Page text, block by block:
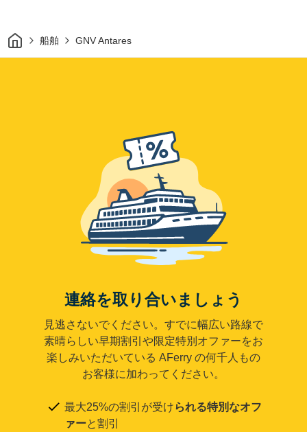
家 船舶 GNV Antares
連絡を取り合いましょう
見逃さないでください。すでに幅広い路線で
素晴らしい早期割引や限定特別オファーをお
楽しみいただいている AFerry の何千人もの
お客様に加わってください。
最大25%の割引が受けられる特別なオフ
ァーと割引